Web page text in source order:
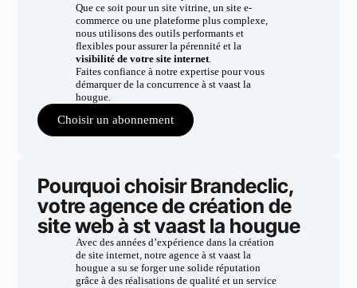
Que ce soit pour un site vitrine, un site e-
commerce ou une plateforme plus complexe,
nous utilisons des outils performants et
flexibles pour assurer la pérennité et la
visibilité de votre site internet.
Faites confiance à notre expertise pour vous
démarquer de la concurrence à st vaast la
hougue.
Choisir un abonnement
Pourquoi choisir Brandeclic,
votre agence de création de
site web à st vaast la hougue
Avec des années d’expérience dans la création
de site internet, notre agence à st vaast la
hougue a su se forger une solide réputation
grâce à des réalisations de qualité et un service